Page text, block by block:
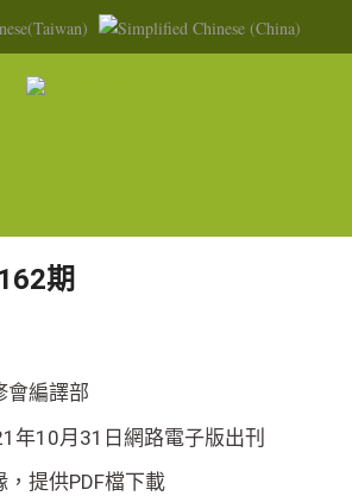
期
會編譯部
年10月31日網路電子版出刊
，提供PDF檔下載